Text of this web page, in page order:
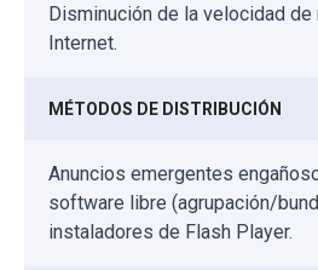
Disminución de la velocidad de
Internet.
MÉTODOS DE DISTRIBUCIÓN
Anuncios emergentes
software libre (agrupación/
instaladores de Flash Player.